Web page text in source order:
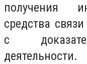
получения
средства
с
деятельности.